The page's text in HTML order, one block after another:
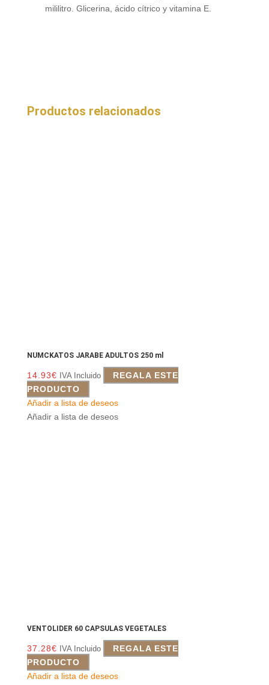
mililitro. Glicerina, ácido cítrico y vitamina E.
Productos relacionados
NUMCKATOS JARABE ADULTOS 250 ml
14.93€ IVA Incluido
REGALA ESTE
PRODUCTO
Añadir a lista de deseos
Añadir a lista de deseos
VENTOLIDER 60 CAPSULAS VEGETALES
37.28€ IVA Incluido
REGALA ESTE
PRODUCTO
Añadir a lista de deseos